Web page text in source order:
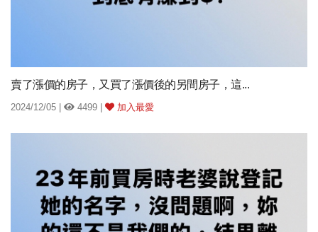
賣了漲價的房子，又買了漲價後的另間房子，這...
2024/12/05 | 4499 | 加入最愛